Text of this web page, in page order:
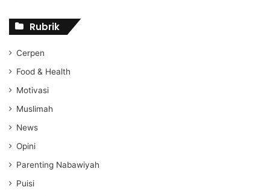
Rubrik
Cerpen
Food & Health
Motivasi
Muslimah
News
Opini
Parenting Nabawiyah
Puisi